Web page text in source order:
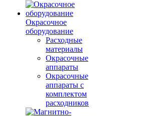
Окрасочное
оборудование
Расходные
материалы
Окрасочные
аппараты
Окрасочные
аппараты с
комплектом
расходников